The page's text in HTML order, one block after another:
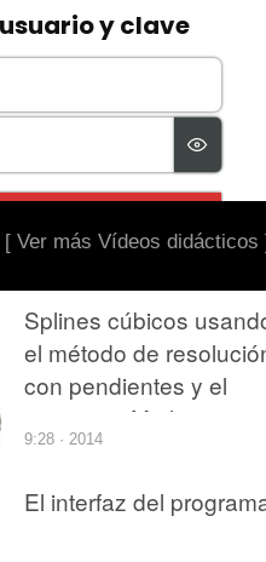
[ Ver más Vídeos didácticos
Splines cúbicos
el método de
con pendientes y el
programa Mathematica
9:28 · 2014
El interfaz del